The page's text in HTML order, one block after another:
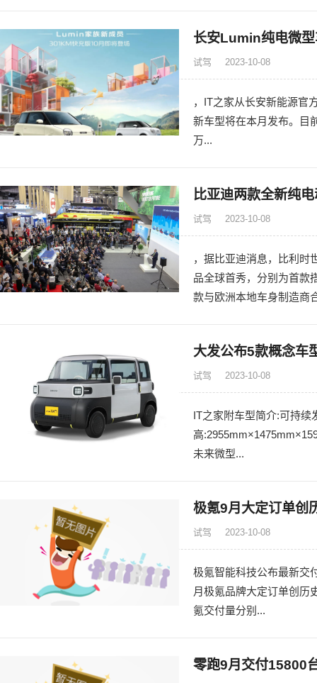
长安Lumin纯电微
试驾 2023-10-08
，IT之家从长安新能源官
新车型将在本月发布。目
万...
比亚迪两款全新纯
试驾 2023-10-08
，据比亚迪消息，比利时
品全球首秀，分别为首款
款与欧洲本地车身制造商
大发公布5款概念车
试驾 2023-10-08
IT之家附车型简介:可持
高
未来微型...
极氪9月大定订单创
试驾 2023-10-08
极氪智能科技公布最新交
月极氪品牌大定订单创历
氪交付量分别...
零跑9月交付15800